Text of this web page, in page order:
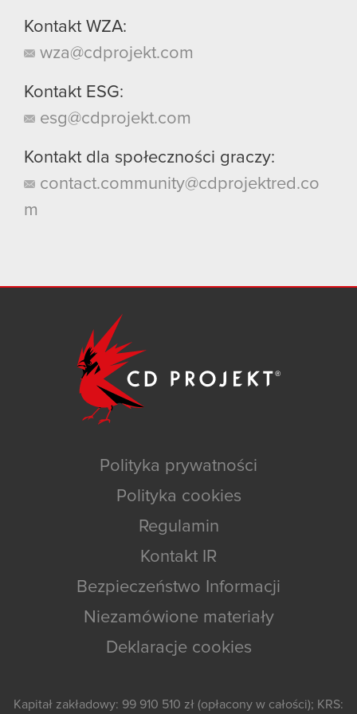
Kontakt WZA:
wza@cdprojekt.com
Kontakt ESG:
esg@cdprojekt.com
Kontakt dla społeczności graczy:
contact.community@cdprojektred.co
m
Polityka prywatności
Polityka cookies
Regulamin
Kontakt IR
Bezpieczeństwo Informacji
Niezamówione materiały
Deklaracje cookies
Kapitał zakładowy: 99 910 510 zł (opłacony w całości); KRS: